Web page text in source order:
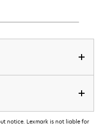
notice. Lexmark is not liable for